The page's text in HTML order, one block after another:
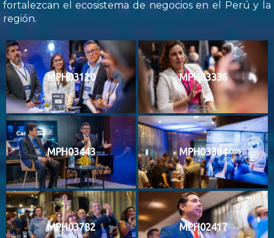
fortalezcan el ecosistema de negocios en el Perú y la
región.
MPH03120 MPH03336
MPH03443 MPH03384
MPH03782 MPH02417